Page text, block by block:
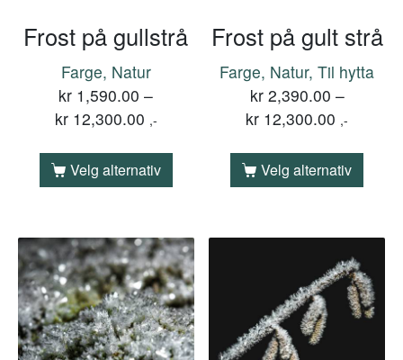
Frost på gullstrå
Farge, Natur
kr 1,590.00 –
kr12,300.00 ,-
Velg alternativ
Frost på gult strå
Farge, Natur, Til hytta
kr2,390.00 –
kr 12,300.00 ,-
Velg alternativ